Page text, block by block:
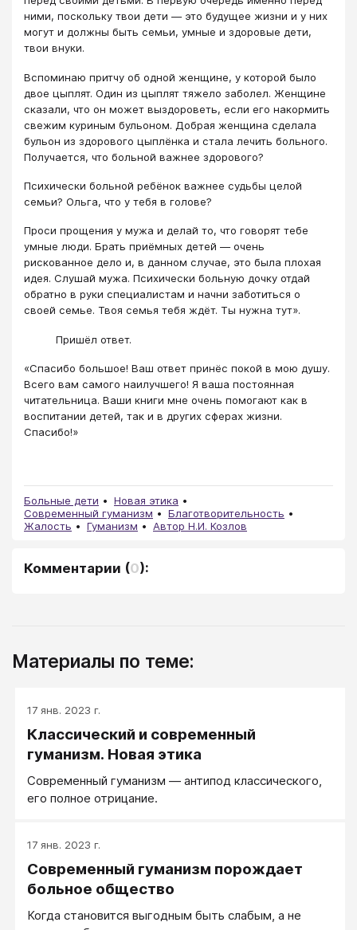
ними, поскольку твои дети — это будущее жизни и у них
могут и должны быть семьи, умные и здоровые дети,
твои внуки.
Вспоминаю притчу об одной женщине, у которой было
двое цыплят. Один из цыплят тяжело заболел. Женщине
сказали, что он может выздороветь, если его накормить
свежим куриным бульоном. Добрая женщина сделала
бульон из здорового цыплёнка и стала лечить больного.
Получается, что больной важнее здорового?
Психически больной ребёнок важнее судьбы целой
семьи? Ольга, что у тебя в голове?
Проси прощения у мужа и делай то, что говорят тебе
умные люди. Брать приёмных детей — очень
рискованное дело и, в данном случае, это была плохая
идея. Слушай мужа. Психически больную дочку отдай
обратно в руки специалистам и начни заботиться о
своей семье. Твоя семья тебя ждёт. Ты нужна тут».
Пришёл ответ.
«Спасибо большое! Ваш ответ принёс покой в мою душу.
Всего вам самого наилучшего! Я ваша постоянная
читательница. Ваши книги мне очень помогают как в
воспитании детей, так и в других сферах жизни.
Спасибо!»
Больные дети
Новая этика
Современный гуманизм
Благотворительность
Жалость
Гуманизм Автор Н.И. Козлов
Комментарии (0):
Материалы по теме:
17 янв. 2023 г.
Классический и современный
гуманизм. Новая этика
Современный гуманизм — антипод классического,
его полное отрицание.
17 янв. 2023 г.
Современный гуманизм порождает
больное общество
Когда становится выгодным быть слабым, а не